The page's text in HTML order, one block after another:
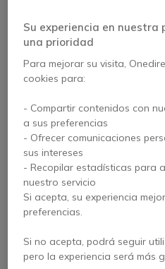
Alcatel Temporis 10
blanco
3 de 44 Reseñas
24,95 €
9,95 € -60%
Su experiencia en nuestra
una prioridad
Para mejorar su visita,
cookies para:
- Compartir contenidos con
a sus preferencias
- Ofrecer comunicaciones
sus intereses
- Recopilar estadísticas para
nuestro servicio
Si acepta, su experiencia
preferencias.
Si no acepta, podrá seguir
pero la experiencia será más